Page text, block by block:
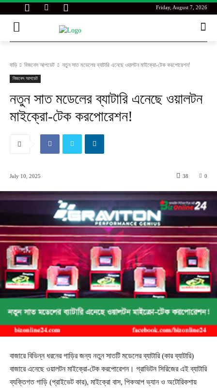
Friday, August 7, 2026
বাড়ি বিজনেস আপডেট নতুন সাত মডেলের ব্যাটারি এনেছে ওয়ালটন মাইক্রো-টেক করপোরেশন!
বিজনেস আপডেট
নতুন সাত মডেলের ব্যাটারি এনেছে ওয়ালটন
মাইক্রো-টেক করপোরেশন!
July 10, 2025 0
38
বাজারে বিভিন্ন ধরনের গাড়ির জন্য নতুন সাতটি মডেলের ব্যাটারি (কার ব্যাটারি)
বাজারে এনেছে ওয়ালটন মাইক্রো-টেক করপোরেশন। গ্রাভিটন সিরিজের এই ব্যাটারি
ব্যক্তিগত গাড়ি (প্রাইভেট কার), মাইক্রো বাস, পিকআপ ভ্যান ও অটোরিকশায়